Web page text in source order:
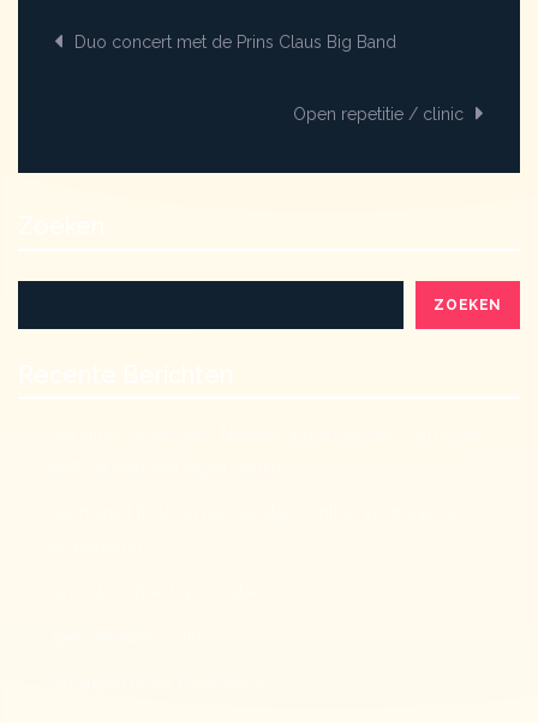
Bericht
Duo concert met de Prins Claus Big Band
Open repetitie / clinic
ZOEKEN